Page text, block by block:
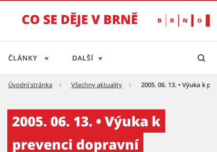
ČLÁNKY DALŠÍ
Úvodní stránka Všechny aktuality 2005. 06. 13. • Výuka k
2005. 06. 13. • Výuka k
prevenci dopravní